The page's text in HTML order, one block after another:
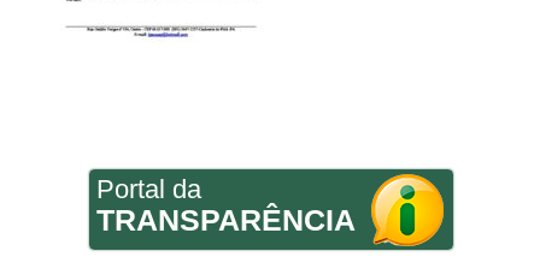
Portal da
TRANSPARÊNCIA